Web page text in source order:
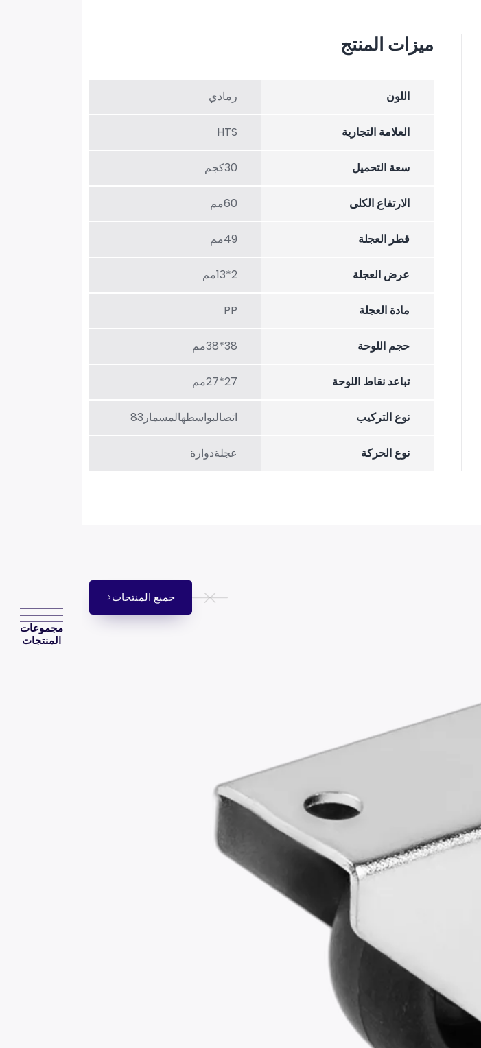
مجموعات
المنتجات
ميزات المنتج
اللون رمادي
العلامة التجارية HTS
سعة التحميل 30كجم
الارتفاع الکلی 60مم
قطر العجلة 49مم
عرض العجلة 2*13مم
مادة العجلة PP
حجم اللوحة 38*38مم
تباعد نقاط اللوحة 27*27مم
نوع التركيب اتصالبواسطهالمسمار83
نوع الحركة عجلةدوارة
جميع المنتجات